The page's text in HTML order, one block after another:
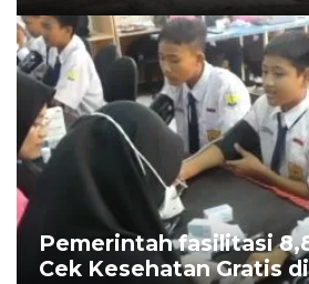
Pemerintah fasilitasi
Cek Kesehatan Gratis